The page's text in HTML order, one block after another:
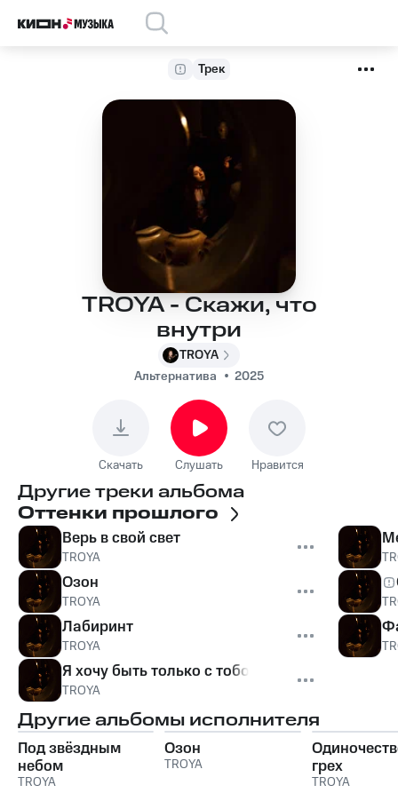
Трек
TROYA - Скажи, что
внутри
TROYA
Альтернатива
2025
Скачать Слушать Нравится
Другие треки альбома
Оттенки прошлого
Верь в свой свет
TROYA
Озон
TROYA
Лабиринт
TROYA
Я хочу быть только с тобой
TROYA
Другие альбомы исполнителя
Под звёздным
небом
TROYA
Озон
TROYA
грех
TROYA